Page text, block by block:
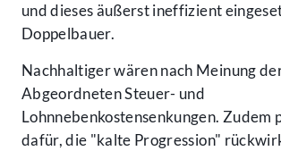
und dieses äußerst ineffizient
Doppelbauer.
Nachhaltiger wären nach Meinung
Abgeordneten Steuer- und
Lohnnebenkostensenkungen. Zudem
dafür, die "kalte Progression"